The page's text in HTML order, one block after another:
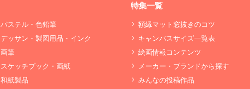
パステル・色鉛筆
デッサン・製図用品・インク
画筆
スケッチブック・画紙
和紙製品
特集一覧
額縁マット窓抜きのコツ
キャンバスサイズ一覧表
絵画情報コンテンツ
メーカー・ブランドから探す
みんなの投稿作品